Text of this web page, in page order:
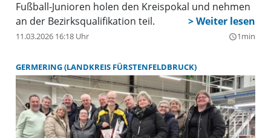
Fußball-Junioren holen den Kreispokal und nehmen
an der Bezirksqualifikation teil.
11.03.2026 16:18 Uhr query_builder1min
GERMERING (LANDKREIS FÜRSTENFELDBRUCK)